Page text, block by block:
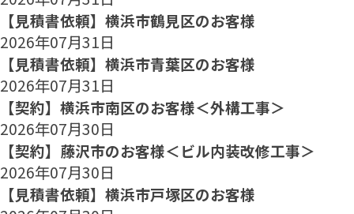
【見積書依頼】横浜市鶴見区のお客様
2026年07月31日
【見積書依頼】横浜市青葉区のお客様
2026年07月31日
【契約】横浜市南区のお客様＜外構工事＞
2026年07月30日
【契約】藤沢市のお客様＜ビル内装改修工事＞
2026年07月30日
【見積書依頼】横浜市戸塚区のお客様